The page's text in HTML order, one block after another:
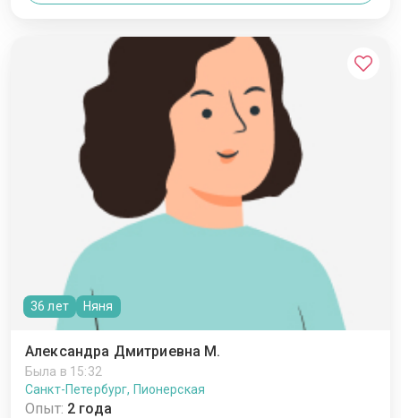
36 лет Няня
Александра Дмитриевна М.
Была в 15:32
Санкт-Петербург, Пионерская
Опыт: 2 года